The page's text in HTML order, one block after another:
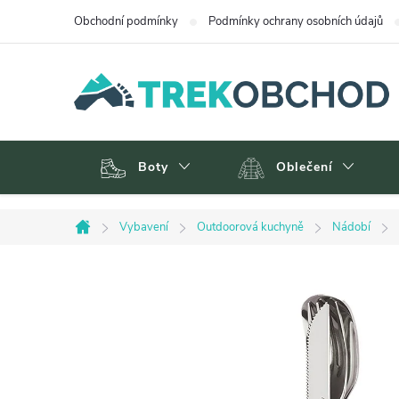
Obchodní podmínky Podmínky ochrany osobních údajů
Boty Oblečení
Domů
Vybavení Outdoorová kuchyně Nádobí